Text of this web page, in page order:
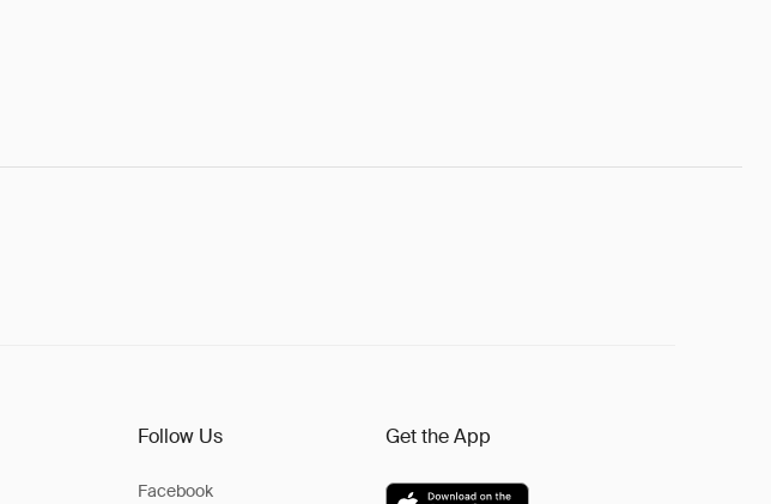
Follow Us
Facebook
Get the App